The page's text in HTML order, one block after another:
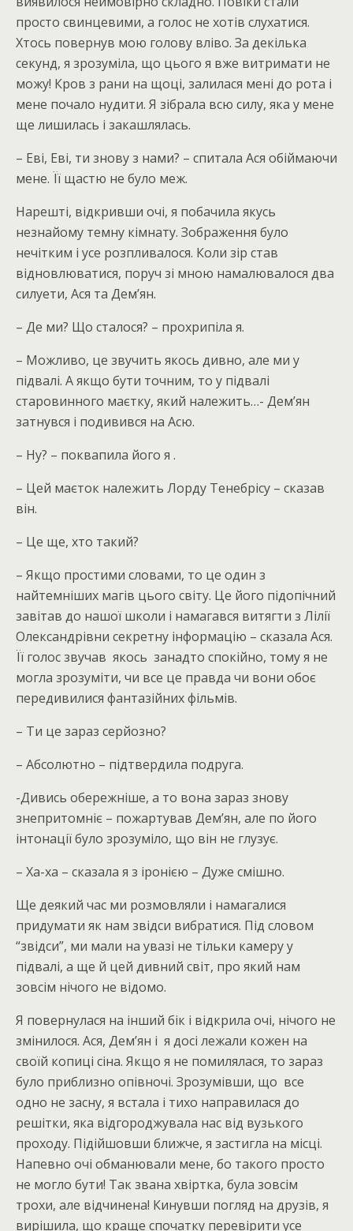
просто свинцевими, а голос не хотів слухатися.
Хтось повернув мою голову вліво. За декілька
секунд, я зрозуміла, що цього я вже витримати не
можу! Кров з рани на щоці, залилася мені до рота і
мене почало нудити. Я зібрала всю силу, яка у мене
ще лишилась і закашлялась.
– Еві, Еві, ти знову з нами? – спитала Ася обіймаючи
мене. Її щастю не було меж.
Нарешті, відкривши очі, я побачила якусь
незнайому темну кімнату. Зображення було
нечітким і усе розпливалося. Коли зір став
відновлюватися, поруч зі мною намалювалося два
силуети, Ася та Дем’ян.
– Де ми? Що сталося? – прохрипіла я.
– Можливо, це звучить якось дивно, але ми у
підвалі. А якщо бути точним, то у підвалі
старовинного маєтку, який належить…- Дем’ян
затнувся і подивився на Асю.
– Ну? – поквапила його я .
– Цей маєток належить Лорду Тенебрісу – сказав
він.
– Це ще, хто такий?
– Якщо простими словами, то це один з
найтемніших магів цього світу. Це його підопічний
завітав до нашої школи і намагався витягти з Лілії
Олександрівни секретну інформацію – сказала Ася.
Її голос звучав якось занадто спокійно, тому я не
могла зрозуміти, чи все це правда чи вони обоє
передивилися фантазійних фільмів.
– Ти це зараз серйозно?
– Абсолютно – підтвердила подруга.
-Дивись обережніше, а то вона зараз знову
знепритомніє – пожартував Дем’ян, але по його
інтонації було зрозуміло, що він не глузує.
– Ха-ха – сказала я з іронією – Дуже смішно.
Ще деякий час ми розмовляли і намагалися
придумати як нам звідси вибратися. Під словом
“звідси”, ми мали на увазі не тільки камеру у
підвалі, а ще й цей дивний світ, про який нам
зовсім нічого не відомо.
Я повернулася на інший бік і відкрила очі, нічого не
змінилося. Ася, Дем’ян і я досі лежали кожен на
своїй копиці сіна. Якщо я не помилялася, то зараз
було приблизно опівночі. Зрозумівши, що все
одно не засну, я встала і тихо направилася до
решітки, яка відгороджувала нас від вузького
проходу. Підійшовши ближче, я застигла на місці.
Напевно очі обманювали мене, бо такого просто
не могло бути! Так звана хвіртка, була зовсім
трохи, але відчинена! Кинувши погляд на друзів, я
вирішила, що краще спочатку перевірити усе